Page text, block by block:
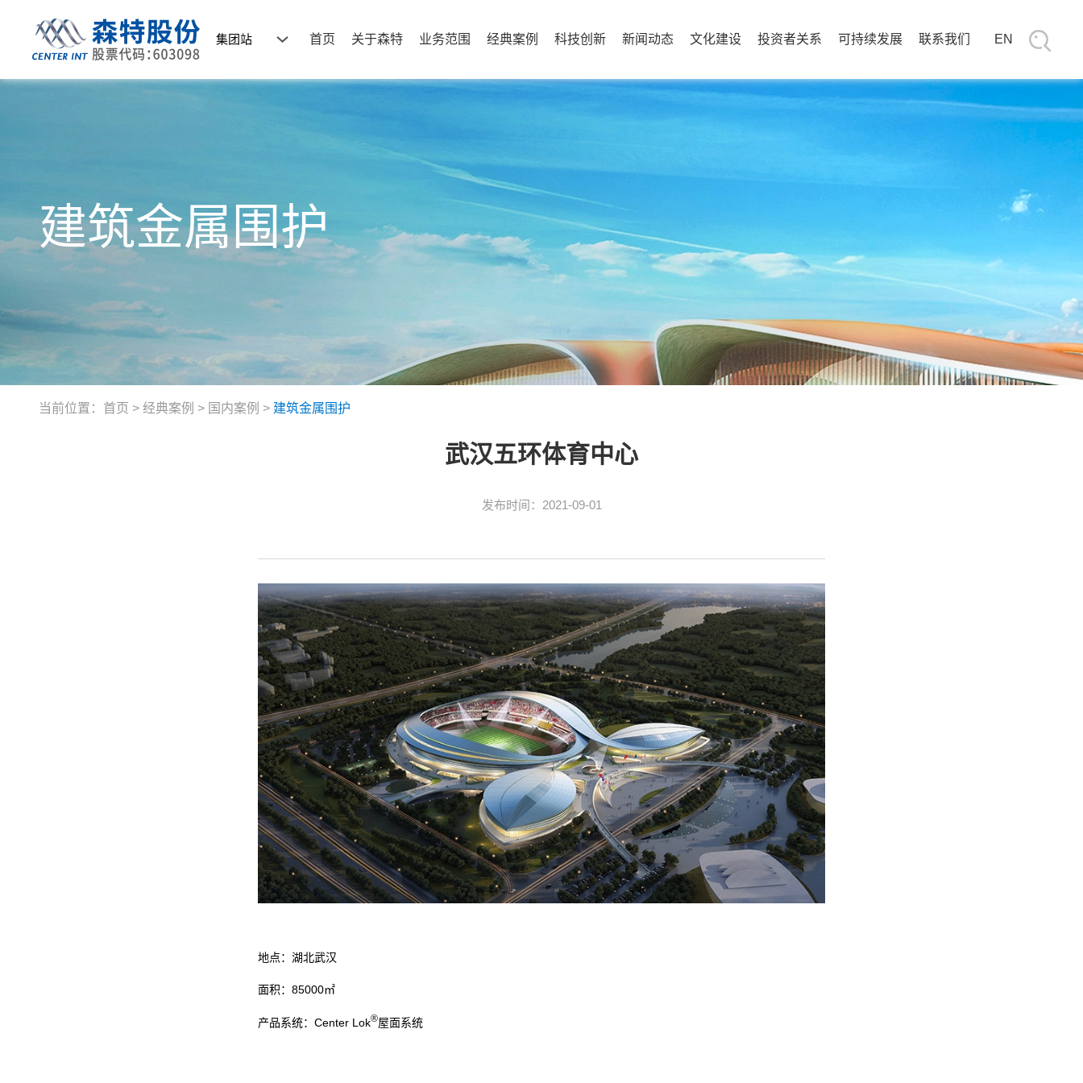
集团站 首页 关于森特 业务范围 经典案例 科技创新 新闻动态 文化建设 投资者关系 可持续发展 联系我们 EN
建筑金属围护
当前位置： 首页 > 经典案例 > 国内案例 > 建筑金属围护
武汉五环体育中心
发布时间： 2021-09-01
地点：湖北武汉
面积：85000㎡
产品系统：Center Lok®屋面系统